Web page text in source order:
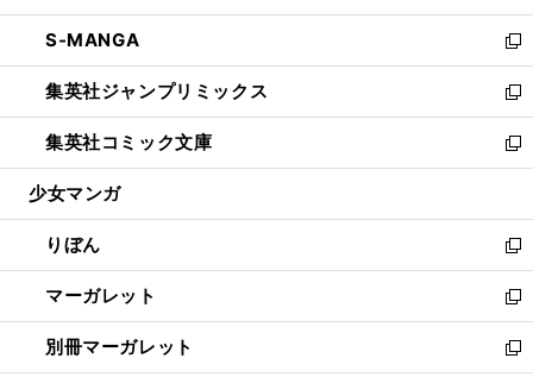
開
く
ウ
で
開
く
ン
ド
ウ
で
開
く
ウ
ィ
ン
ド
ウ
で
開
し
い
ウ
ィ
ン
ド
ウ
開
く
S-MANGA
新
し
い
ウ
ィ
ン
ウ
で
開
く
集英社ジャンプリミックス
新
し
い
ウ
ン
ド
ウ
で
開
く
集英社コミック文庫
新
し
ウ
ィ
ン
ド
ウ
で
開
少女マンガ
りぼん
新
し
い
ウ
ィ
マーガレット
新
し
い
別冊マーガレット
新